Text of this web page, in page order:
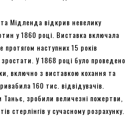
та Мідленда відкрив невелику
у 1860 році. Виставка включала
наступних 15 років
У 1868 році було проведено
включно з виставкою кохання та
160 тис. відвідувачів.
зробили величезні пожертви,
стерлінгів у сучасному розрахунку.